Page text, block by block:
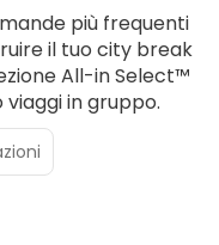
più frequenti
il tuo city break
All-in Select™
in gruppo.